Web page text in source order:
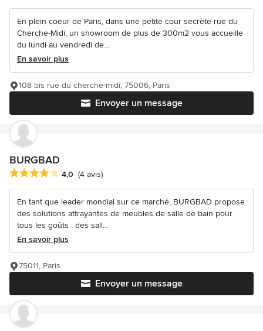
En plein coeur de Paris, dans une petite cour secrète rue du
Cherche-Midi, un showroom de plus de 300m2 vous accueille
du lundi au vendredi de...
En savoir plus
Envoyer un message
108 bis rue du cherche-midi, 75006, Paris
BURGBAD
Note moyenne : 4 étoiles sur 5
4,0 (4 avis)
En tant que leader mondial sur ce marché, BURGBAD propose
des solutions attrayantes de meubles de salle de bain pour
tous les goûts : des sall...
En savoir plus
Envoyer un message
75011, Paris